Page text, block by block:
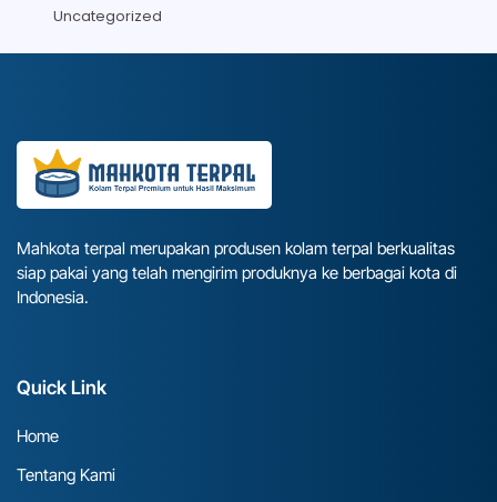
Uncategorized
Mahkota terpal merupakan produsen kolam terpal berkualitas
siap pakai yang telah mengirim produknya ke berbagai kota di
Indonesia.
Quick Link
Home
Tentang Kami